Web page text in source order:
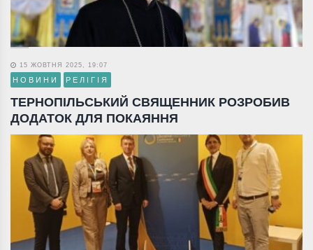
15 ЖОВТНЯ 2025, 19:07
НОВИНИ РЕЛІГІЯ
ТЕРНОПІЛЬСЬКИЙ СВЯЩЕННИК РОЗРОБИВ
ДОДАТОК ДЛЯ ПОКАЯННЯ